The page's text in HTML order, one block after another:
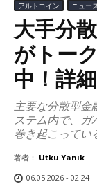
アルトコイン ニュー
大手分
がトー
中！詳
主要な分散型
ステム内で、ガ
巻き起こってい
著者： Utku Yanık
06.05.2026 - 02:24